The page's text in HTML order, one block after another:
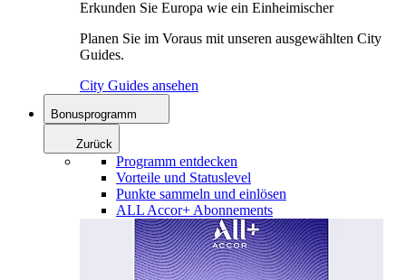
Erkunden Sie Europa wie ein Einheimischer
Planen Sie im Voraus mit unseren ausgewählten City
Guides.
City Guides ansehen
Bonusprogramm
Zurück
Programm entdecken
Vorteile und Statuslevel
Punkte sammeln und einlösen
ALL Accor+ Abonnements